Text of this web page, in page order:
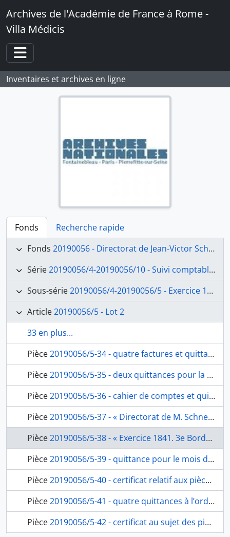
Skip to main content
Archives de l'Académie de France à Rome -
Villa Médicis
Toggle navigation
Inventaires et archives en ligne
Fonds
Recherche rapide
Fonds 20190056 - Directorat de Jean-Victor Schnetz (1841-1846)
Série20190056/4-20190056/10 - Suivi comptable et financier
Sous-série20190056/4-20190056/5 - Exercice 1841
Article20190056/5 - Lot 2
33 en plus...
Pièce20190056/5-34 - quatre factures et quittances pour des fournitures, de Pietro Angelini, marchand de bois, Giovanni Battista Castrati, Carlo Francioni, Giovanni Pacucci, tapissier à Jean-Victor Schnetz, fol. 90-94
Pièce20190056/5-35 - deux quittances pour la fourniture, de Francesco Barberi, marchand de bougies, Valentino Giraldini, marchand d’huile à Jean-Victor Schnetz, fol. 95-96
Pièce20190056/5-36 - cahier de comptes et quittance pour les travaux du 15 mars jusqu’au 25 mai 1841, de Vincenzo Angeletti, maître maçon à Jean-Victor Schnetz, fol. 97-104
Pièce20190056/5-37 - « Directorat de M. Schnetz. Pièces à l’appui des comptes de l’exercice 1841. 3e Envoi le 18 7.bre 1841 Par l’ambassade de france (compte arrêté le 14 7bre) », pochette contenant les folios de 106 à 194bis, fol. 105
Pièce20190056/5-38 - « Exercice 1841. 3e Bordereau récapitulatif dressé aujourd’hui dix huit septembre mil huit cent quarante un et envoyé le même jour à S. Exc. Le ministre de l’Intérieur, par le Directeur de l’Ac. Royale de france à Rome des diverses sommes par lui payées pour le service de cet établissement ainsi qu’il est énoncé aux pièces justificatives ci-jointes », de Jean-Victor Schnetz au ministère de l’Intérieur, fol. 106-110
Pièce20190056/5-39 - quittance pour le mois de mai 1841, de l’architecte Hector Martin Lefuel, à Giacomo Parrodi, banquier à Gênes, fol. 111
Pièce20190056/5-40 - certificat relatif aux pièces justificatives du bordereau récapitulatif adressé au ministre, du secrétaire de l’Académie Alexis René Le Go, fol. 112
Pièce20190056/5-41 - quatre quittances à l’ordre de Torlonia, banquier à Rome, du peintre Louis François Florimond Boulanger et de l’architecte Alfred Nicolas Normand à Emmanuel Fenzi, banquier à Florence, fol. 113-116
Pièce20190056/5-42 - certificat au sujet des pièces justificatives pour le compte envoyé au ministre de l’Intérieur, du secrétaire de l’Académie Alexis René Le Go à l’architecte Alfred Nicolas Normand, fol. 117